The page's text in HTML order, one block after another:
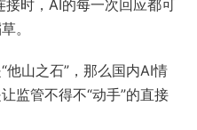
接时，AI的每一次回应都可
。
他山之石”，那么国内AI情
监管不得不“动手”的直接